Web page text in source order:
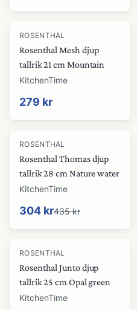
ROSENTHAL
Rosenthal Mesh djup
tallrik 21 cm Mountain
KitchenTime
279 kr
-30%
ROSENTHAL
Rosenthal Thomas djup
tallrik 28 cm Nature water
KitchenTime
304 kr435 kr
-10%
ROSENTHAL
Rosenthal Junto djup
tallrik 25 cm Opal green
KitchenTime